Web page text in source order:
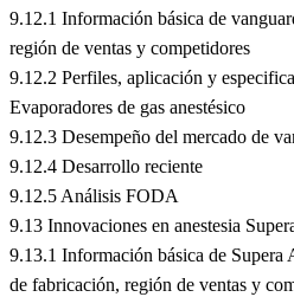
9.12.1 Información básica de
región de ventas y competidores
9.12.2 Perfiles, aplicación y
Evaporadores de gas anestésico
9.12.3 Desempeño del mercado de
9.12.4 Desarrollo reciente
9.12.5 Análisis FODA
9.13 Innovaciones en anestesia
9.13.1 Información básica de Supera
de fabricación, región de ventas y